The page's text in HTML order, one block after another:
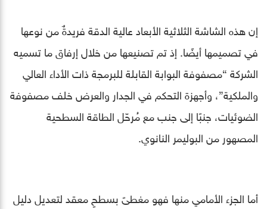
إن هذه الشاشة الثلاثية الأبعاد عالية الدقة فريدةٌ من نوعها
في تصميمها أيضًا. إذ تم تصنيعها من خلال إرفاق ما تسميه
الشركة “مصفوفة البوابة القابلة للبرمجة ذات الأداء العالي
والملكية”، وأجهزة التحكم في الجدار والعرض خلف مصفوفة
الضوئيات، جنبًا إلى جنب مع مُرحّل الطاقة السطحية
المصهور من البوليمر النانوي.
أما الجزء الأمامي منها فهو مغطىً بسطحٍ معقد لتعديل دليل